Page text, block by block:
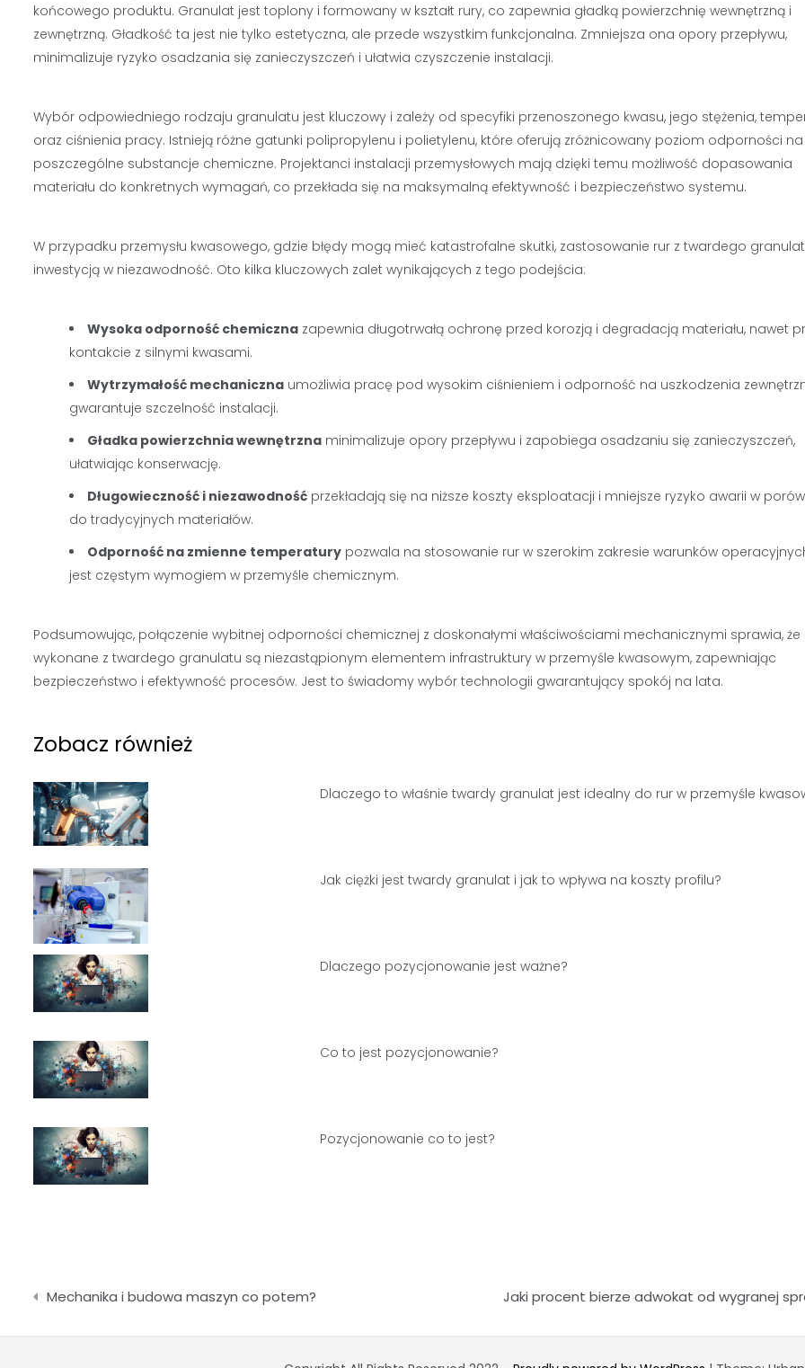
końcowego produktu. Granulat jest toplony i formowany w kształt rury, co zapewnia gładką powierzchnię wewnętrzną i
zewnętrzną. Gładkość ta jest nie tylko estetyczna, ale przede wszystkim funkcjonalna. Zmniejsza ona opory przepływu,
minimalizuje ryzyko osadzania się zanieczyszczeń i ułatwia czyszczenie instalacji.
Wybór odpowiedniego rodzaju granulatu jest kluczowy i zależy od specyfiki przenoszonego kwasu, jego stężenia,
oraz ciśnienia pracy. Istnieją różne gatunki polipropylenu i polietylenu, które oferują zróżnicowany poziom odporności na
poszczególne substancje chemiczne. Projektanci instalacji przemysłowych mają dzięki temu możliwość dopasowania
materiału do konkretnych wymagań, co przekłada się na maksymalną efektywność i bezpieczeństwo systemu.
W przypadku przemysłu kwasowego, gdzie błędy mogą mieć katastrofalne skutki, zastosowanie rur z twardego
inwestycją w niezawodność. Oto kilka kluczowych zalet wynikających z tego podejścia:
Wysoka odporność chemiczna zapewnia długotrwałą ochronę przed korozją i degradacją materiału, nawet
kontakcie z silnymi kwasami.
Wytrzymałość mechaniczna umożliwia pracę pod wysokim ciśnieniem i odporność na uszkodzenia
gwarantuje szczelność instalacji.
Gładka powierzchnia wewnętrzna minimalizuje opory przepływu i zapobiega osadzaniu się zanieczyszczeń,
ułatwiając konserwację.
Długowieczność i niezawodność przekładają się na niższe koszty eksploatacji i mniejsze ryzyko awarii w
do tradycyjnych materiałów.
Odporność na zmienne temperatury pozwala na stosowanie rur w szerokim zakresie warunków
jest częstym wymogiem w przemyśle chemicznym.
Podsumowując, połączenie wybitnej odporności chemicznej z doskonałymi właściwościami mechanicznymi sprawia, że
wykonane z twardego granulatu są niezastąpionym elementem infrastruktury w przemyśle kwasowym, zapewniając
bezpieczeństwo i efektywność procesów. Jest to świadomy wybór technologii gwarantujący spokój na lata.
Zobacz również
Dlaczego to właśnie twardy granulat jest idealny do rur w przemyśle
Jak ciężki jest twardy granulat i jak to wpływa na koszty profilu?
Dlaczego pozycjonowanie jest ważne?
Co to jest pozycjonowanie?
Pozycjonowanie co to jest?
Nawigacja
Mechanika i budowa maszyn co potem? Jaki procent bierze adwokat od wygranej